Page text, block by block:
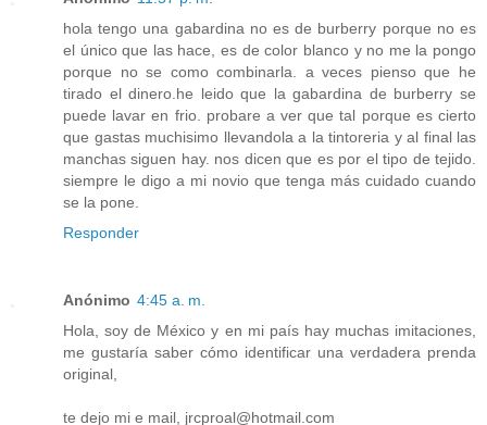
hola tengo una gabardina no es de burberry porque no es
el único que las hace, es de color blanco y no me la pongo
porque no se como combinarla. a veces pienso que he
tirado el dinero.he leido que la gabardina de burberry se
puede lavar en frio. probare a ver que tal porque es cierto
que gastas muchisimo llevandola a la tintoreria y al final las
manchas siguen hay. nos dicen que es por el tipo de tejido.
siempre le digo a mi novio que tenga más cuidado cuando
se la pone.
Responder
Anónimo 4:45 a. m.
Hola, soy de México y en mi país hay muchas imitaciones,
me gustaría saber cómo identificar una verdadera prenda
original,
te dejo mi e mail, jrcproal@hotmail.com